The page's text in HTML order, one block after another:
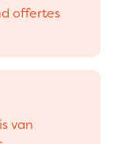
offertes
van